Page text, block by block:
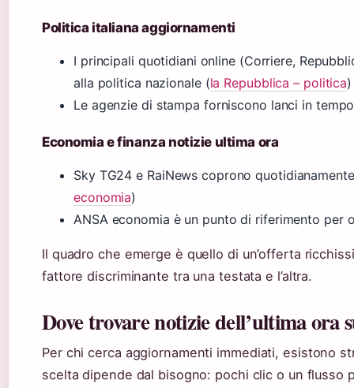
Politica italiana aggiornamenti
I principali quotidiani online (Corriere,
alla politica nazionale (la Repubblica – politica)
Le agenzie di stampa forniscono lanci in
Economia e finanza notizie ultima ora
Sky TG24 e RaiNews coprono
economia)
ANSA economia è un punto di riferimento per
Il quadro che emerge è quello di un’offerta
fattore discriminante tra una testata e l’altra.
Dove trovare notizie dell’ultima ora
Per chi cerca aggiornamenti immediati, esistono
scelta dipende dal bisogno: pochi clic o un flusso